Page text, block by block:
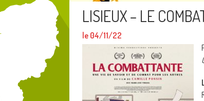
LISIEUX – LE
le 04/11/22